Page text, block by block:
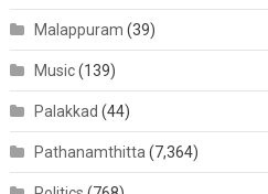
Malappuram (39)
Music(139)
Palakkad (44)
Pathanamthitta(7,364)